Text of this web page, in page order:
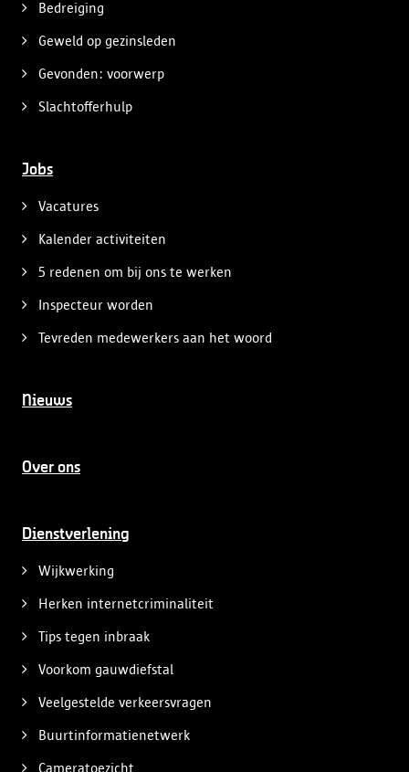
Bedreiging
Geweld op gezinsleden
Gevonden: voorwerp
Slachtofferhulp
Jobs
Vacatures
Kalender activiteiten
5 redenen om bij ons te werken
Inspecteur worden
Tevreden medewerkers aan het woord
Nieuws
Over ons
Dienstverlening
Wijkwerking
Herken internetcriminaliteit
Tips tegen inbraak
Voorkom gauwdiefstal
Veelgestelde verkeersvragen
Buurtinformatienetwerk
Cameratoezicht